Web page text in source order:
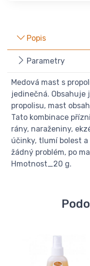
Popis
Parametry
Medová mast s
jedinečná. Obsahuje
propolisu, mast
Tato kombinace
rány, naraženiny,
účinky, tlumí bolest a
žádný problém, po
Hmotnost_20 g.